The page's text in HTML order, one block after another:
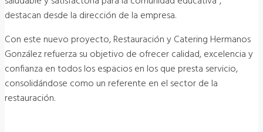
destacan desde la dirección de la empresa.
Con este nuevo proyecto, Restauración y Catering Hermanos
González refuerza su objetivo de ofrecer calidad, excelencia y
confianza en todos los espacios en los que presta servicio,
consolidándose como un referente en el sector de la
restauración.